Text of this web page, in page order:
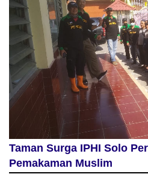
Taman Surga IPHI Solo
Pemakaman Muslim